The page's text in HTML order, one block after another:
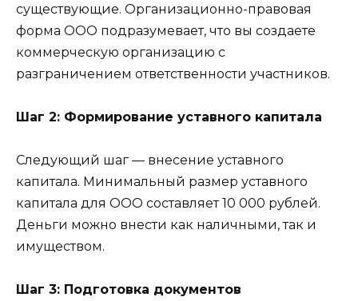
существующие. Организационно-правовая
форма ООО подразумевает, что вы создаете
коммерческую организацию с
разграничением ответственности участников.
Шаг 2: Формирование уставного капитала
Следующий шаг — внесение уставного
капитала. Минимальный размер уставного
капитала для ООО составляет 10 000 рублей.
Деньги можно внести как наличными, так и
имуществом.
Шаг 3: Подготовка документов